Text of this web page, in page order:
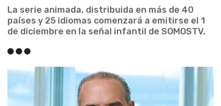
La serie animada, distribuida en más de 40
países y 25 idiomas comenzará a emitirse el 1
de diciembre en la señal infantil de SOMOSTV.